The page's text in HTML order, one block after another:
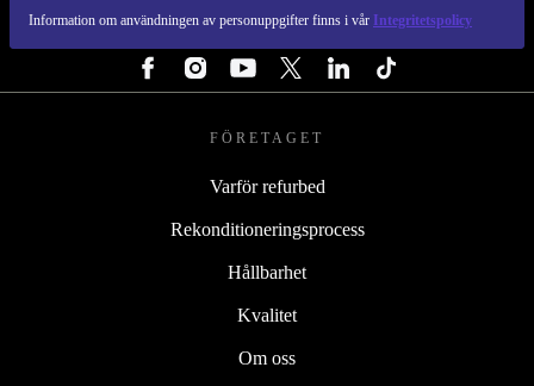
Information om användningen av personuppgifter finns i vår Integritetspolicy
FÖLJ OSS
FÖRETAGET
Varför refurbed
Rekonditioneringsprocess
Hållbarhet
Kvalitet
Om oss